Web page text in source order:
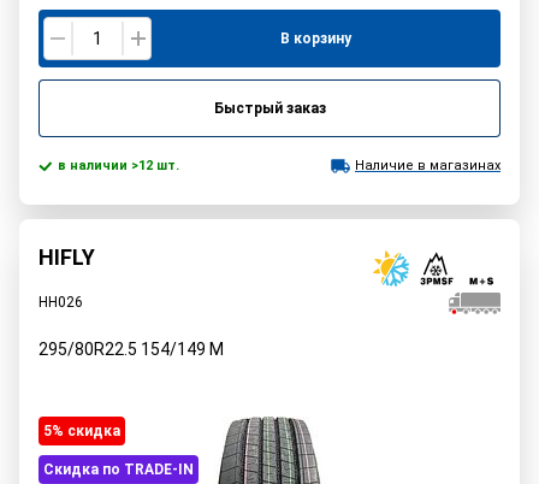
В корзину
Быстрый заказ
в наличии >12 шт. Наличие в магазинах
HIFLY
HH026
295/80R22.5 154/149 M
5% cкидка
Скидка по TRADE-IN